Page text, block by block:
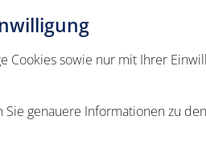
sowie nur mit Ihrer
Sie genauere Informationen zu